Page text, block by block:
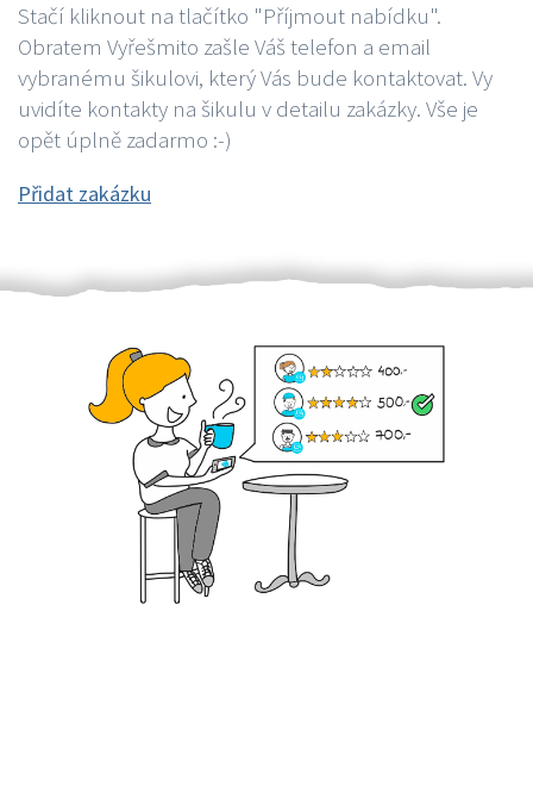
Stačí kliknout na tlačítko "Příjmout nabídku".
Obratem Vyřešmito zašle Váš telefon a email
vybranému šikulovi, který Vás bude kontaktovat. Vy
uvidíte kontakty na šikulu v detailu zakázky. Vše je
opět úplně zadarmo :-)
Přidat zakázku